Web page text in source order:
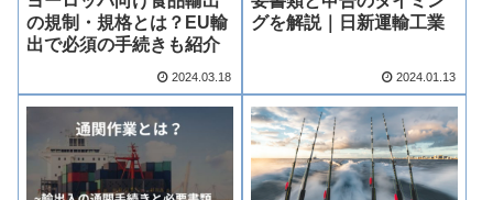
の規制・規格とは？EU輸
出で必須の手続きも紹介
2024.03.18
グを解説｜日新運輸工業
2024.01.13